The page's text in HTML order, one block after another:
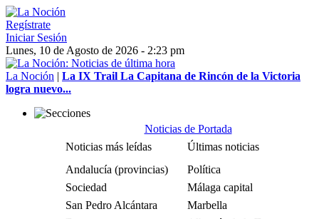
Regístrate
Iniciar Sesión
Lunes, 10 de Agosto de 2026 - 2:23 pm
La Noción | La IX Trail La Capitana de Rincón de la Victoria
logra nuevo...
Noticias de Portada
Noticias más leídas
Últimas noticias
Andalucía (provincias)
Política
Sociedad
Málaga capital
San Pedro Alcántara
Marbella